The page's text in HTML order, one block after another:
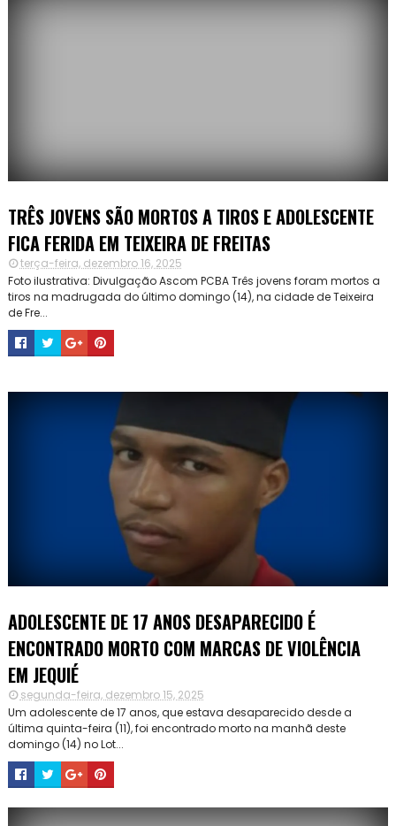
TRÊS JOVENS SÃO MORTOS A TIROS E ADOLESCENTE
FICA FERIDA EM TEIXEIRA DE FREITAS
terça-feira, dezembro 16, 2025
Foto ilustrativa: Divulgação Ascom PCBA Três jovens foram mortos a
tiros na madrugada do último domingo (14), na cidade de Teixeira
de Fre...
ADOLESCENTE DE 17 ANOS DESAPARECIDO É
ENCONTRADO MORTO COM MARCAS DE VIOLÊNCIA
EM JEQUIÉ
segunda-feira, dezembro 15, 2025
Um adolescente de 17 anos, que estava desaparecido desde a
última quinta-feira (11), foi encontrado morto na manhã deste
domingo (14) no Lot...